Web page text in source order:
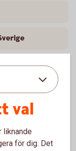
val
liknande
för dig. Det